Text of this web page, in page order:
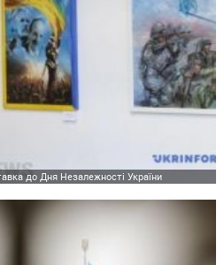
до Дня Незалежності України